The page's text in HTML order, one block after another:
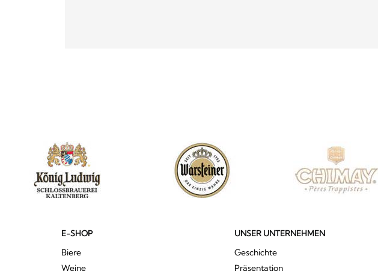
E-SHOP
Biere
Weine
UNSER UNTERNEHMEN
Geschichte
Präsentation